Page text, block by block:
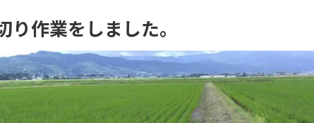
作業をしました。